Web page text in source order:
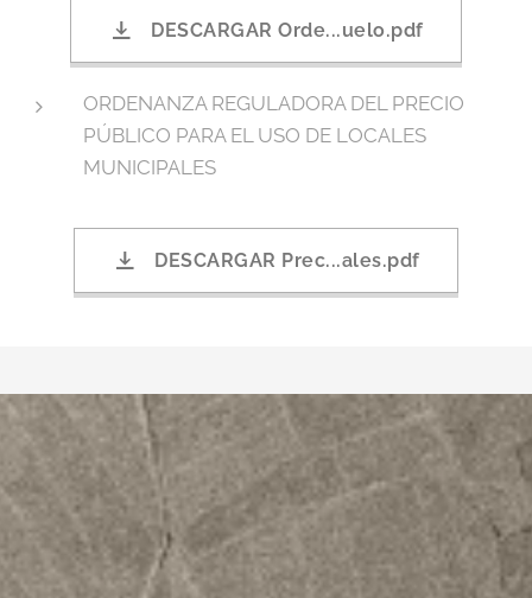
DESCARGAR Orde...uelo.pdf
ORDENANZA REGULADORA DEL PRECIO
PÚBLICO PARA EL USO DE LOCALES
MUNICIPALES
DESCARGAR Prec...ales.pdf